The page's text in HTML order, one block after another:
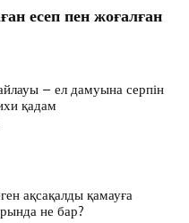
есеп пен жоғалған
– ел дамуына серпін
қадам
ақсақалды қамауға
не бар?